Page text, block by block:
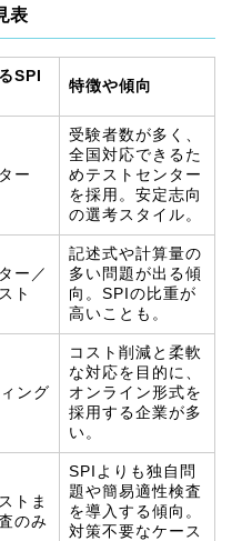
表
SPI
特徴や傾向
ー
受験者数が多く、
全国対応できるた
めテストセンター
を採用。安定志向
の選考スタイル。
ー／
ト
記述式や計算量の
多い問題が出る傾
向。SPIの比重が
高いことも。
ング
コスト削減と柔軟
な対応を目的に、
オンライン形式を
採用する企業が多
い。
トま
のみ
SPIよりも独自問
題や簡易適性検査
を導入する傾向。
対策不要なケース